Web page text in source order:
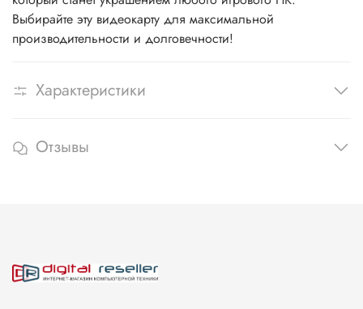
Выбирайте эту видеокарту для максимальной
производительности и долговечности!
Характеристики
Отзывы